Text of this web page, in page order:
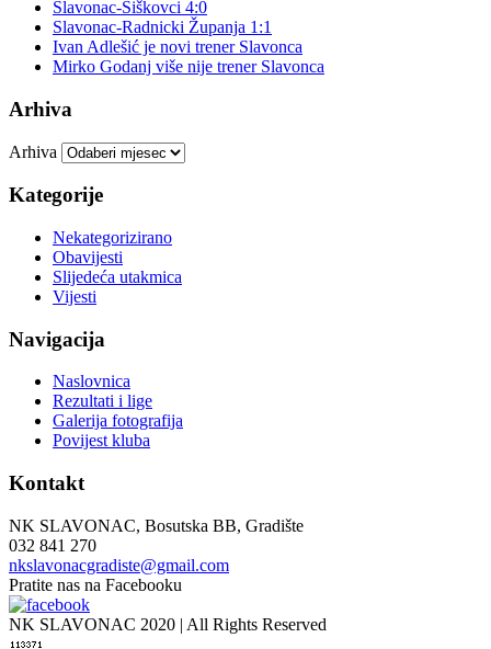
Slavonac-Šiškovci 4:0
Slavonac-Radnicki Županja 1:1
Ivan Adlešić je novi trener Slavonca
Mirko Godanj više nije trener Slavonca
Arhiva
Arhiva
Kategorije
Nekategorizirano
Obavijesti
Slijedeća utakmica
Vijesti
Navigacija
Naslovnica
Rezultati i lige
Galerija fotografija
Povijest kluba
Kontakt
NK SLAVONAC, Bosutska BB, Gradište
032 841 270
nkslavonacgradiste@gmail.com
Pratite nas na Facebooku
NK SLAVONAC 2020 | All Rights Reserved